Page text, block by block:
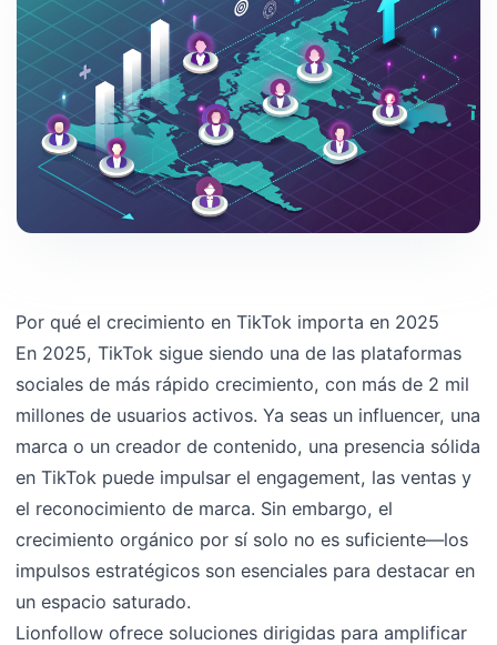
Por qué el crecimiento en TikTok importa en 2025
En 2025, TikTok sigue siendo una de las plataformas
sociales de más rápido crecimiento, con más de 2 mil
millones de usuarios activos. Ya seas un influencer, una
marca o un creador de contenido, una presencia sólida
en TikTok puede impulsar el engagement, las ventas y
el reconocimiento de marca. Sin embargo, el
crecimiento orgánico por sí solo no es suficiente—los
impulsos estratégicos son esenciales para destacar en
un espacio saturado.
Lionfollow ofrece soluciones dirigidas para amplificar